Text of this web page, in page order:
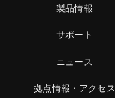
製品情報
サポート
ニュース
拠点情報・アクセス